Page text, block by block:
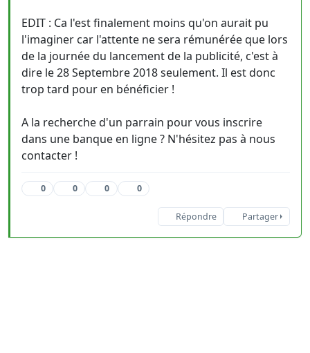
EDIT : Ca l'est finalement moins qu'on aurait pu
l'imaginer car l'attente ne sera rémunérée que lors
de la journée du lancement de la publicité, c'est à
dire le 28 Septembre 2018 seulement. Il est donc
trop tard pour en bénéficier !
A la recherche d'un parrain pour vous inscrire
dans une banque en ligne ? N'hésitez pas à nous
contacter !
0 0 0 0
Répondre Partager